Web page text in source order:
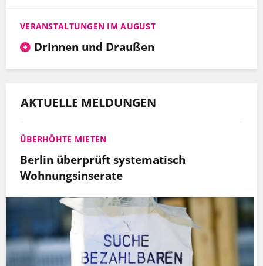
VERANSTALTUNGEN IM AUGUST
Drinnen und Draußen
AKTUELLE MELDUNGEN
ÜBERHÖHTE MIETEN
Berlin überprüft systematisch
Wohnungsinserate